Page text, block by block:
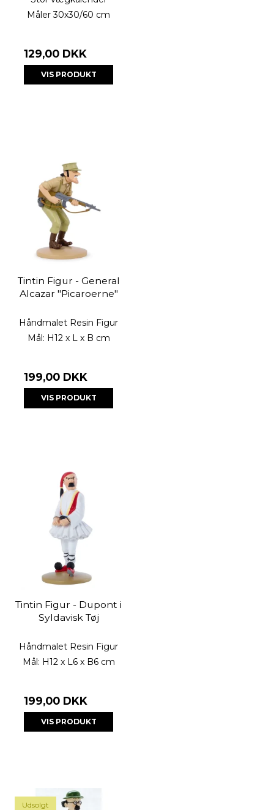
Måler 30x30/60 cm
129,00 DKK
VIS PRODUKT
Tintin Figur - General
Alcazar "Picaroerne"
Håndmalet Resin Figur
Mål: H12 x L x B cm
199,00 DKK
VIS PRODUKT
Tintin Figur - Dupont i
Syldavisk Tøj
Håndmalet Resin Figur
Mål: H12 x L6 x B6 cm
199,00 DKK
VIS PRODUKT
Udsolgt